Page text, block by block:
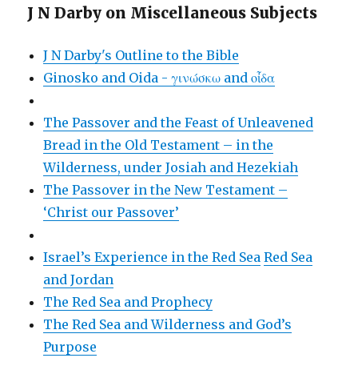
J N Darby on Miscellaneous Subjects
J N Darby's Outline to the Bible
Ginosko and Oida - γινώσκω and οἶδα
The Passover and the Feast of Unleavened
Bread in the Old Testament – in the
Wilderness, under Josiah and Hezekiah
The Passover in the New Testament –
‘Christ our Passover’
Israel’s Experience in the Red Sea Red Sea
and Jordan
The Red Sea and Prophecy
The Red Sea and Wilderness and God’s
Purpose